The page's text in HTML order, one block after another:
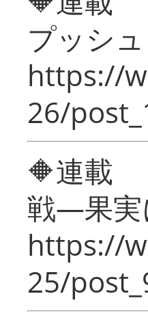
プッシ
https://
26/
🔶連載
戦―果実
https://
25/